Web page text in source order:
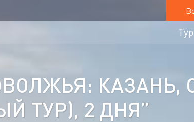
КАЗАНЬ,
ТУР), 2 ДНЯ”